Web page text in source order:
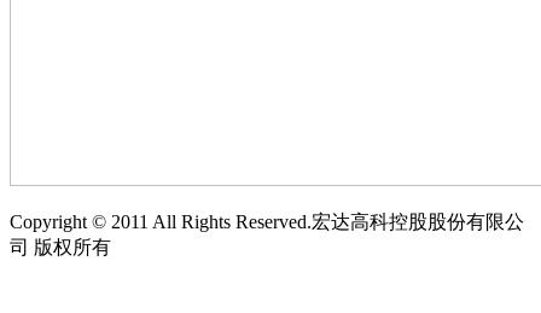
Copyright © 2011 All Rights Reserved.宏达高科控股股份有限公
司 版权所有